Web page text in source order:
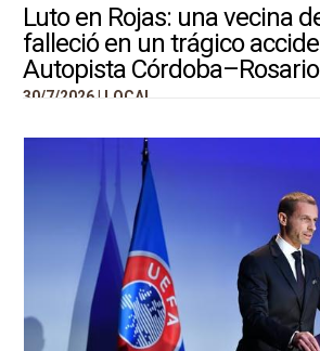
Luto en Rojas: una vecina
falleció en un trágico
Autopista Córdoba–Rosario
30/7/2026 | LOCAL